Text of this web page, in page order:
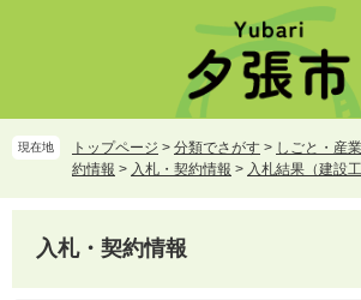
頭
で
飛
ば
て
へ
現在地 トップページ > 分類でさがす > しごと・産業
約情報 > 入札・契約情報 > 入札結果（建設工
入札・契約情報